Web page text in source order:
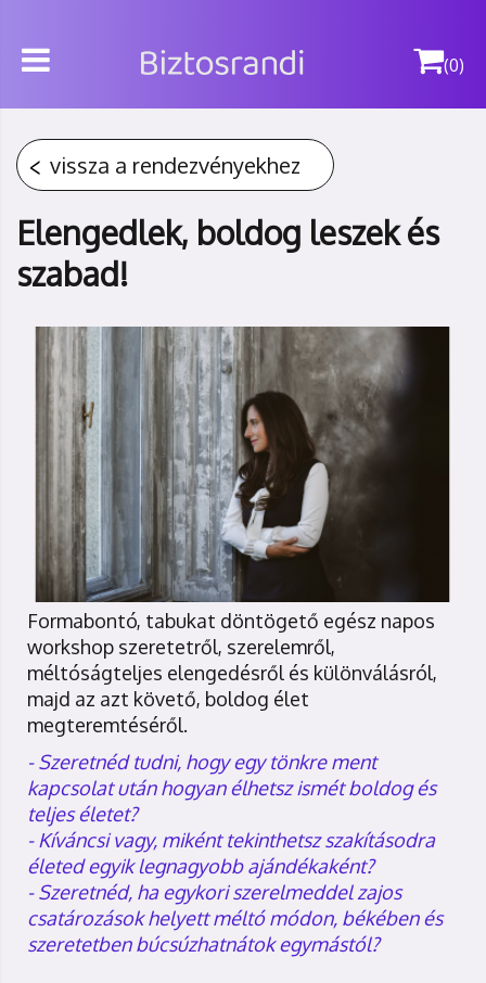
(0)
vissza a rendezvényekhez
Elengedlek, boldog leszek és
szabad!
Formabontó, tabukat döntögető egész napos
workshop szeretetről, szerelemről,
méltóságteljes elengedésről és különválásról,
majd az azt követő, boldog élet
megteremtéséről.
- Szeretnéd tudni, hogy egy tönkre ment
kapcsolat után hogyan élhetsz ismét boldog és
teljes életet?
- Kíváncsi vagy, miként tekinthetsz szakításodra
életed egyik legnagyobb ajándékaként?
- Szeretnéd, ha egykori szerelmeddel zajos
csatározások helyett méltó módon, békében és
szeretetben búcsúzhatnátok egymástól?